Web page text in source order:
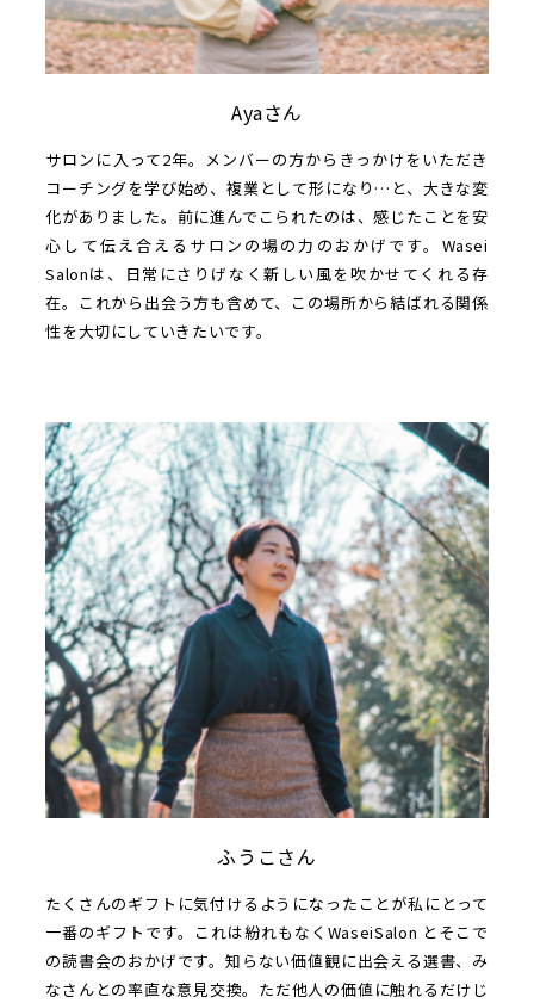
Ayaさん
サロンに入って2年。メンバーの方からきっかけをいただき
コーチングを学び始め、複業として形になり…と、大きな変
化がありました。前に進んでこられたのは、感じたことを安
心して伝え合えるサロンの場の力のおかげです。Wasei
Salonは、日常にさりげなく新しい風を吹かせてくれる存
在。これから出会う方も含めて、この場所から結ばれる関係
性を大切にしていきたいです。
ふうこさん
たくさんのギフトに気付けるようになったことが私にとって
一番のギフトです。これは紛れもなくWaseiSalon とそこで
の読書会のおかげです。知らない価値観に出会える選書、み
なさんとの率直な意見交換。ただ他人の価値に触れるだけじ